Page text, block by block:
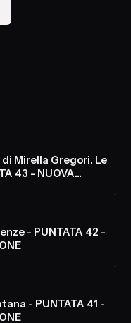
Mirella Gregori. Le
43 - NUOVA
- PUNTATA 42 -
- PUNTATA 41 -